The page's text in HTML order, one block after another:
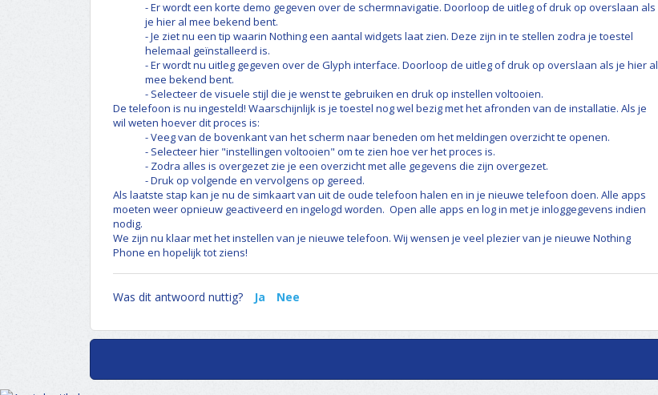
- Er wordt een korte demo gegeven over de schermnavigatie. Doorloop de uitleg of druk op overslaan als
je hier al mee bekend bent.
- Je ziet nu een tip waarin Nothing een aantal widgets laat zien. Deze zijn in te stellen zodra je toestel
helemaal geïnstalleerd is.
- Er wordt nu uitleg gegeven over de Glyph interface. Doorloop de uitleg of druk op overslaan als je hier al
mee bekend bent.
- Selecteer de visuele stijl die je wenst te gebruiken en druk op instellen voltooien.
De telefoon is nu ingesteld! Waarschijnlijk is je toestel nog wel bezig met het afronden van de installatie. Als je
wil weten hoever dit proces is:
- Veeg van de bovenkant van het scherm naar beneden om het meldingen overzicht te openen.
- Selecteer hier "instellingen voltooien" om te zien hoe ver het proces is.
- Zodra alles is overgezet zie je een overzicht met alle gegevens die zijn overgezet.
- Druk op volgende en vervolgens op gereed.
Als laatste stap kan je nu de simkaart van uit de oude telefoon halen en in je nieuwe telefoon doen. Alle apps
moeten weer opnieuw geactiveerd en ingelogd worden. Open alle apps en log in met je inloggegevens indien
nodig.
We zijn nu klaar met het instellen van je nieuwe telefoon. Wij wensen je veel plezier van je nieuwe Nothing
Phone en hopelijk tot ziens!
Was dit antwoord nuttig? Ja Nee